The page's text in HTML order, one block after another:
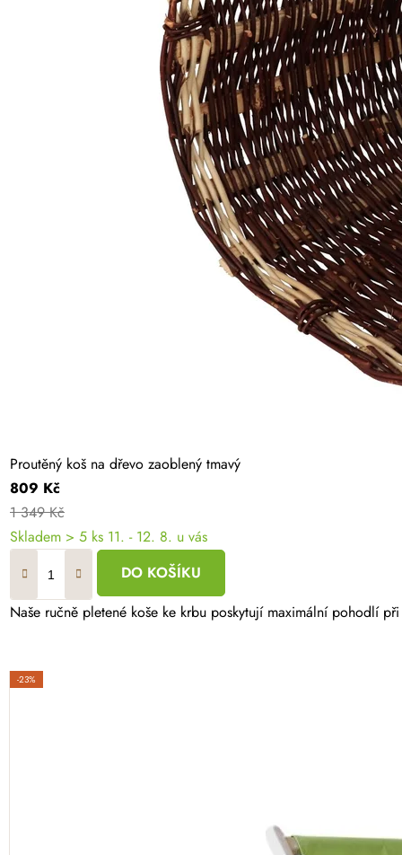
Proutěný koš na dřevo zaoblený tmavý
809 Kč
1 349 Kč
Skladem > 5 ks 11. - 12. 8. u vás
DO KOŠÍKU
Naše ručně pletené koše ke krbu poskytují maximální pohodlí
-23%